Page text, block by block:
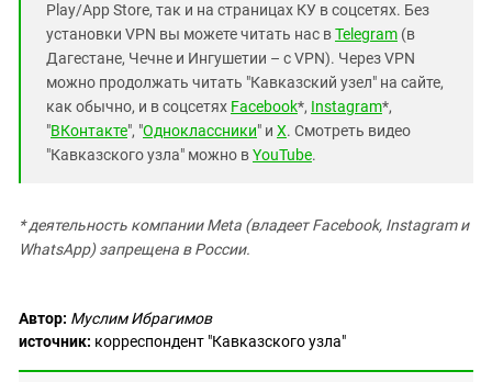
Play/App Store, так и на страницах КУ в соцсетях. Без
установки VPN вы можете читать нас вTelegram (в
Дагестане, Чечне и Ингушетии – с VPN). Через VPN
можно продолжать читать "Кавказский узел" на сайте,
как обычно, и в соцсетях Facebook*, Instagram*,
"ВКонтакте", "Одноклассники" и X. Смотреть видео
"Кавказского узла" можно вYouTube.
* деятельность компании Meta (владеет Facebook, Instagram и
WhatsApp) запрещена в России.
Автор: Муслим Ибрагимов
источник: корреспондент "Кавказского узла"